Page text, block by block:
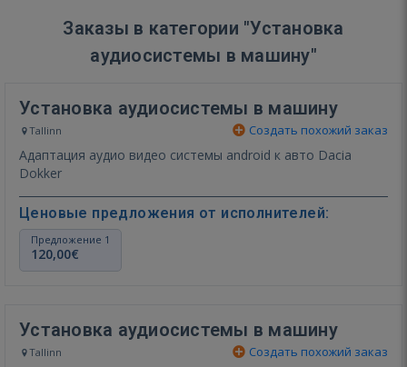
Заказы в категории "Установка
аудиосистемы в машину"
Установка аудиосистемы в машину
Tallinn Создать похожий заказ
Адаптация аудио видео системы android к авто Dacia
Dokker
Ценовые предложения от исполнителей:
Предложение 1
120,00€
Установка аудиосистемы в машину
Tallinn Создать похожий заказ